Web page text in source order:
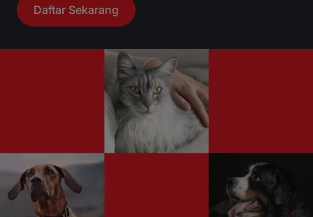
Daftar Sekarang